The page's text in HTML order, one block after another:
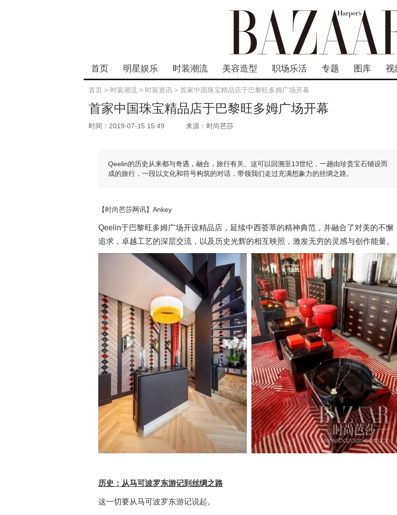
首页 明星娱乐 时装潮流 美容造型 职场乐活 专题 图库 视
首页 > 时装潮流 > 时装资讯 > 首家中国珠宝精品店于巴黎旺多姆广场开幕
首家中国珠宝精品店于巴黎旺多姆广场开幕
时间：2019-07-15 15:49 来源：时尚芭莎
Qeelin的历史从来都与奇遇，融合，旅行有关。这可以回溯至13世纪，一趟由珍贵宝石铺设而
成的旅行，一段以文化和符号构筑的对话，带领我们走过充满想象力的丝绸之路。
【时尚芭莎网讯】Ankey
Qeelin于巴黎旺多姆广场开设精品店，延续中西荟萃的精神典范，并融合了对美的不懈
追求，卓越工艺的深层交流，以及历史光辉的相互映照，激发无穷的灵感与创作能量。
历史：从马可波罗东游记到丝绸之路
这一切要从马可波罗东游记说起。